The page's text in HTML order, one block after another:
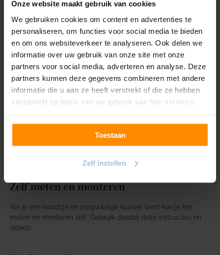
Onze website maakt gebruik van cookies
We gebruiken cookies om content en advertenties te
personaliseren, om functies voor social media te bieden
en om ons websiteverkeer te analyseren. Ook delen we
informatie over uw gebruik van onze site met onze
partners voor social media, adverteren en analyse. Deze
partners kunnen deze gegevens combineren met andere
informatie die u aan ze heeft verstrekt of die ze hebben
verzameld op basis van uw gebruik van hun services.
Toestaan
Zelf instellen
Gewicht 280
Samenstelling
100% Polyester (83%
gerecycled)
Krimptolerantie
Kleur/Lichtechtheid 4/5
Zelf meten en monteren
Als je een handige en zorgvuldige klusser bent kun je het
meten en monteren zelf. Gebruik daarbij deze instructies en
video’s.